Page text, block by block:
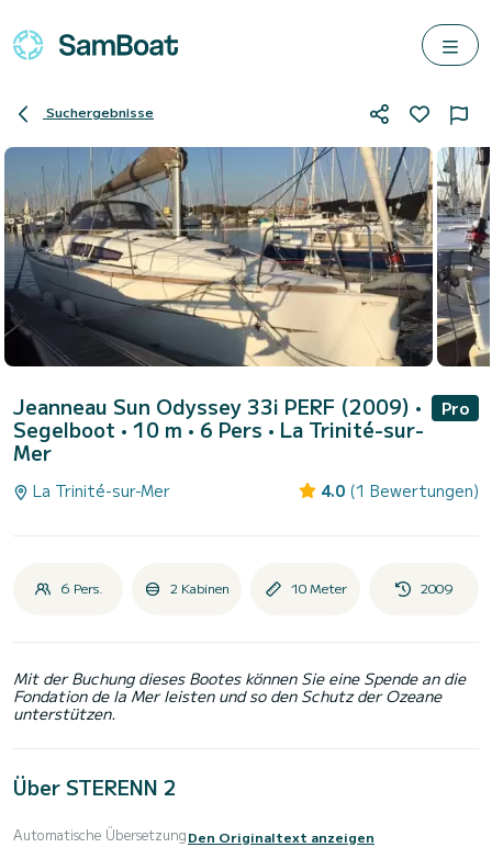
Suchergebnisse
Jeanneau Sun Odyssey 33i PERF (2009) •
Segelboot • 10 m • 6 Pers • La Trinité-sur-
Mer
Pro
La Trinité-sur-Mer 4.0 (1 Bewertungen)
6 Pers. 2 Kabinen 10 Meter 2009
Mit der Buchung dieses Bootes können Sie eine Spende an die
Fondation de la Mer leisten und so den Schutz der Ozeane
unterstützen.
Über STERENN 2
Automatische ÜbersetzungDen Originaltext anzeigen